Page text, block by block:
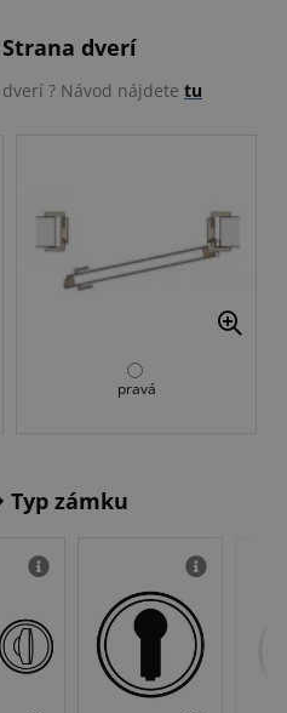
Strana dverí
? Návod nájdete tu
pravá
Typ zámku